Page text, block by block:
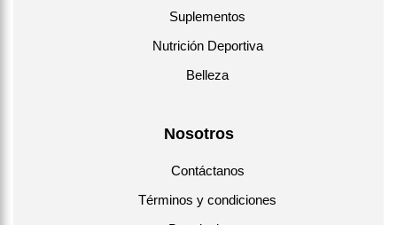
Suplementos
Nutrición Deportiva
Belleza
Nosotros
Contáctanos
Términos y condiciones